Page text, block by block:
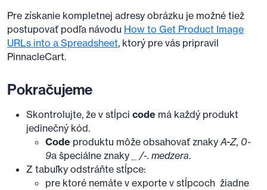
Pre získanie kompletnej adresy obrázku je možné tiež
postupovať podľa návodu How to Get Product Image
URLs into a Spreadsheet, ktorý pre vás pripravil
PinnacleCart.
Pokračujeme
Skontrolujte, že v stĺpci code má každý produkt
jedinečný kód.
Code produktu môže obsahovať znakyA-Z, 0-
9a špeciálne znaky /-. medzera.
Z tabuľky odstráňte stĺpce:
pre ktoré nemáte v exporte v stĺpcoch žiadne